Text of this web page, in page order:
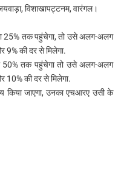
विशाखापट्टनम, वारंगल।
25% तक पहुंचेगा, तो उसे अलग-अलग
की दर से मिलेगा.
50% तक पहुंचेगा तो उसे अलग-अलग
की दर से मिलेगा.
किया जाएगा, उनका एचआरए उसी के